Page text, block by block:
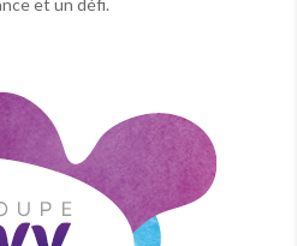
et un défi.